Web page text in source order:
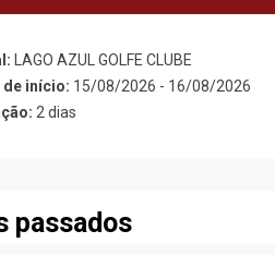
LAGO AZUL GOLFE CLUBE
de início: 15/08/2026 - 16/08/2026
2 dias
passados